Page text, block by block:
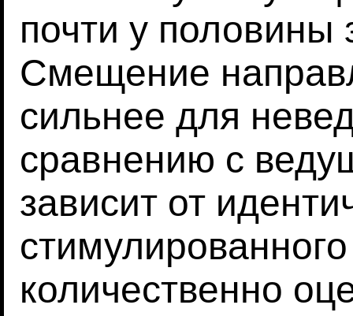
почти у
Смещение
сильнее для
сравнению с
зависит от
количественно